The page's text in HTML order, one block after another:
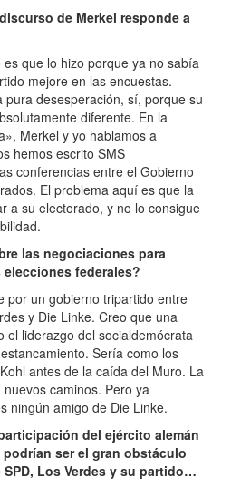
de Merkel responde a
que lo hizo porque ya no sabía
mejore en las encuestas.
pura desesperación, sí, porque su
diferente. En la
Merkel y yo hablamos a
hemos escrito SMS
conferencias entre el Gobierno
El problema aquí es que la
a su electorado, y no lo consigue
las negociaciones para
federales?
un gobierno tripartido entre
y Die Linke. Creo que una
el liderazgo del socialdemócrata
Sería como los
antes de la caída del Muro. La
caminos. Pero ya
ningún amigo de Die Linke.
del ejército alemán
podrían ser el gran obstáculo
Los Verdes y su partido…